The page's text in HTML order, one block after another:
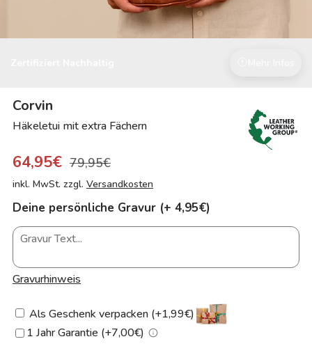
Corvin
Häkeletui mit extra Fächern
64,95€ 79,95€
inkl. MwSt. zzgl. Versandkosten
Deine persönliche Gravur (+ 4,95€)
Gravurhinweis
Als Geschenk verpacken (+1,99€)
1 Jahr Garantie (+7,00€)